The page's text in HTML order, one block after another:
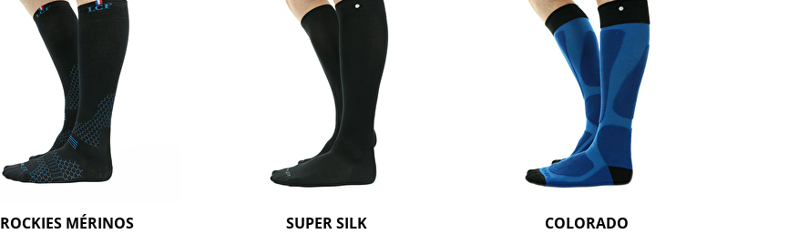
ROCKIES MÉRINOS SUPER SILK COLORADO